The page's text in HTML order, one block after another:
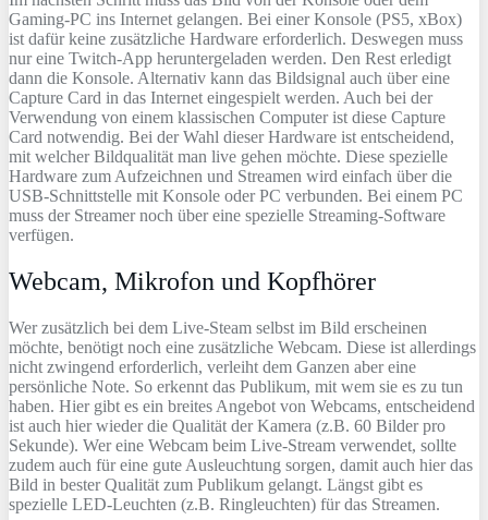
Gaming-PC ins Internet gelangen. Bei einer Konsole (PS5, xBox)
ist dafür keine zusätzliche Hardware erforderlich. Deswegen muss
nur eine Twitch-App heruntergeladen werden. Den Rest erledigt
dann die Konsole. Alternativ kann das Bildsignal auch über eine
Capture Card in das Internet eingespielt werden. Auch bei der
Verwendung von einem klassischen Computer ist diese Capture
Card notwendig. Bei der Wahl dieser Hardware ist entscheidend,
mit welcher Bildqualität man live gehen möchte. Diese spezielle
Hardware zum Aufzeichnen und Streamen wird einfach über die
USB-Schnittstelle mit Konsole oder PC verbunden. Bei einem PC
muss der Streamer noch über eine spezielle Streaming-Software
verfügen.
Webcam, Mikrofon und Kopfhörer
Wer zusätzlich bei dem Live-Steam selbst im Bild erscheinen
möchte, benötigt noch eine zusätzliche Webcam. Diese ist allerdings
nicht zwingend erforderlich, verleiht dem Ganzen aber eine
persönliche Note. So erkennt das Publikum, mit wem sie es zu tun
haben. Hier gibt es ein breites Angebot von Webcams, entscheidend
ist auch hier wieder die Qualität der Kamera (z.B. 60 Bilder pro
Sekunde). Wer eine Webcam beim Live-Stream verwendet, sollte
zudem auch für eine gute Ausleuchtung sorgen, damit auch hier das
Bild in bester Qualität zum Publikum gelangt. Längst gibt es
spezielle LED-Leuchten (z.B. Ringleuchten) für das Streamen.